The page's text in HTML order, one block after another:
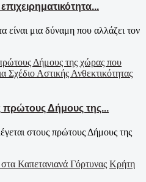
είναι μια δύναμη που αλλάζει τον
πρώτους Δήμους της...
στους πρώτους Δήμους της
Κρήτη